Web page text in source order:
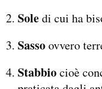
Soledi cui ha
Sassoovvero
Stabbiocioè